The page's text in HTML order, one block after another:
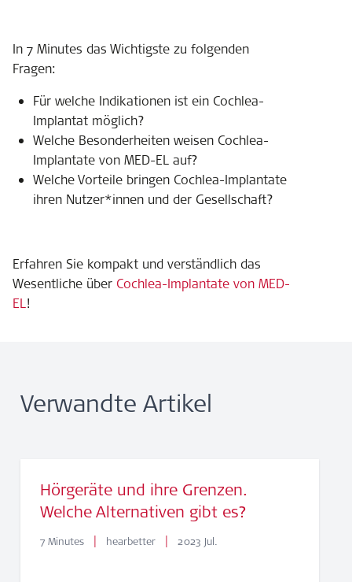
In 7 Minutes das Wichtigste zu folgenden
Fragen:
Für welche Indikationen ist ein Cochlea-
Implantat möglich?
Welche Besonderheiten weisen Cochlea-
Implantate von MED-EL auf?
Welche Vorteile bringen Cochlea-Implantate
ihren Nutzer*innen und der Gesellschaft?
Erfahren Sie kompakt und verständlich das
Wesentliche über Cochlea-Implantate von MED-
EL!
Verwandte Artikel
Hörgeräte und ihre Grenzen.
Welche Alternativen gibt es?
7 Minutes | hearbetter | 2023 Jul.